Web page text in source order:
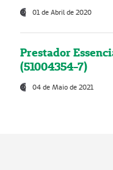
01 de Abril de 2020
Prestador
(51004354-7)
04 de Maio de 2021